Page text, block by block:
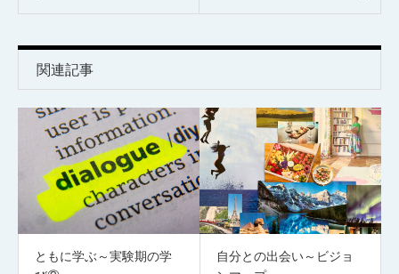
関連記事
ともに学ぶ～実験期の学
自分との出会い～ビジョ